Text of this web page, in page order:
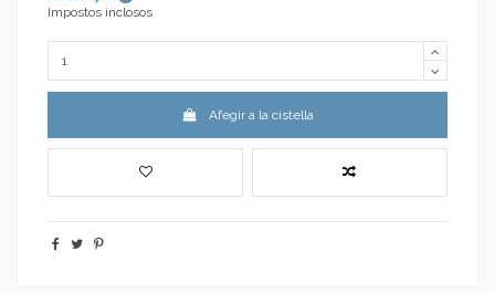
Impostos inclosos
Afegir a la cistella